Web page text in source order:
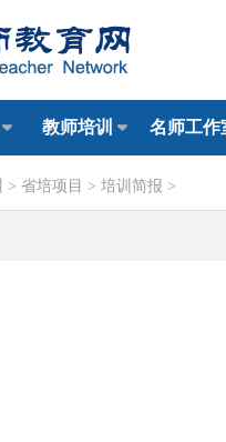
教师培训 名师工作
> 省培项目 > 培训简报 >